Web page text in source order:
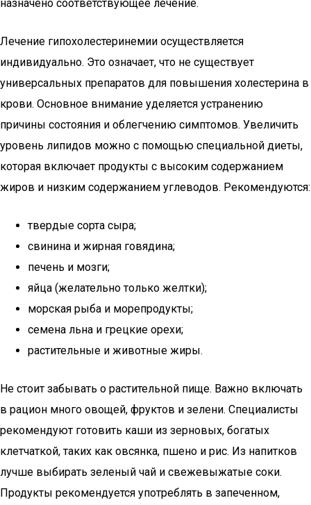
назначено соответствующее лечение.
Лечение гипохолестеринемии осуществляется
индивидуально. Это означает, что не существует
универсальных препаратов для повышения холестерина в
крови. Основное внимание уделяется устранению
причины состояния и облегчению симптомов. Увеличить
уровень липидов можно с помощью специальной диеты,
которая включает продукты с высоким содержанием
жиров и низким содержанием углеводов. Рекомендуются:
твердые сорта сыра;
свинина и жирная говядина;
печень и мозги;
яйца (желательно только желтки);
морская рыба и морепродукты;
семена льна и грецкие орехи;
растительные и животные жиры.
Не стоит забывать о растительной пище. Важно включать
в рацион много овощей, фруктов и зелени. Специалисты
рекомендуют готовить каши из зерновых, богатых
клетчаткой, таких как овсянка, пшено и рис. Из напитков
лучше выбирать зеленый чай и свежевыжатые соки.
Продукты рекомендуется употреблять в запеченном,